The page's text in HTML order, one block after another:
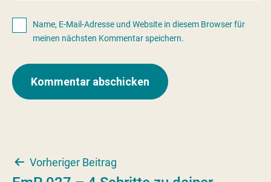
Name, E-Mail-Adresse und Website in diesem Browser für
meinen nächsten Kommentar speichern.
Beitragsnavigation
Vorheriger Beitrag